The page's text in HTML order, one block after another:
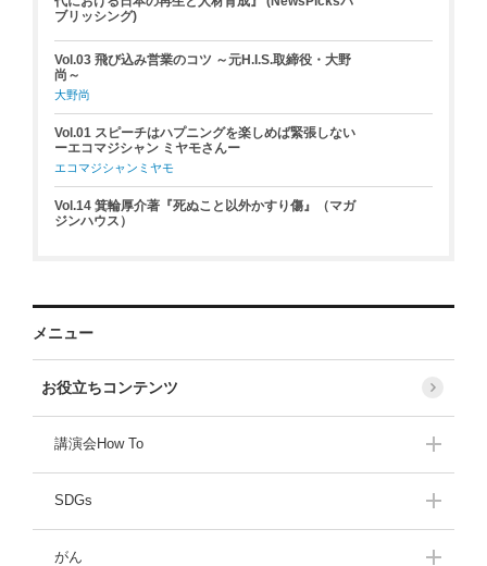
ブリッシング)
Vol.03 飛び込み営業のコツ ～元H.I.S.取締役・大野
尚～
大野尚
Vol.01 スピーチはハプニングを楽しめば緊張しない
ーエコマジシャン ミヤモさんー
エコマジシャンミヤモ
Vol.14 箕輪厚介著『死ぬこと以外かすり傷』（マガ
ジンハウス）
メニュー
お役立ちコンテンツ
講演会How To
講演会開催準備
SDGs
持続可能な社会を目指
がん